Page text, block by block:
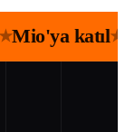
★Mio'ya katıl★